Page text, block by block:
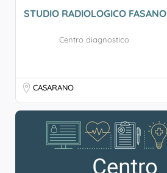
STUDIO RADIOLOGICO FASANO
Centro diagnostico
CASARANO